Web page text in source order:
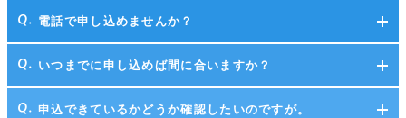
電話で申し込めませんか？
いつまでに申し込めば間に合いますか？
申込できているかどうか確認したいのですが。